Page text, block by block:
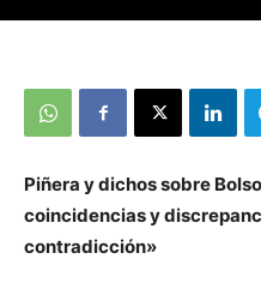
Piñera y dichos sobre
coincidencias y
contradicción»